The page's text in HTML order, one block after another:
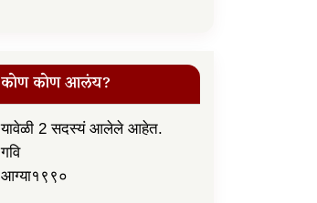
कोण कोण आलंय?
यावेळी 2 सदस्यं आलेले आहेत.
गवि
आग्या१९९०